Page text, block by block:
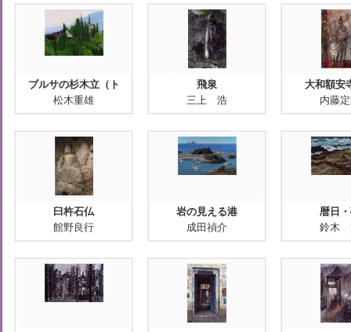
ブルサの杉木立（ト
松木重雄
飛泉
三上 浩
大和額安
内藤
臼杵石仏
館野良行
岩の見える港
成田禎介
暦日
鈴木